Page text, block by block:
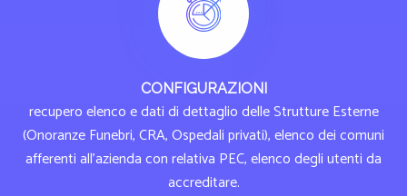
CONFIGURAZIONI
recupero elenco e dati di dettaglio delle Strutture Esterne
(Onoranze Funebri, CRA, Ospedali privati), elenco dei comuni
afferenti all'azienda con relativa PEC, elenco degli utenti da
accreditare.